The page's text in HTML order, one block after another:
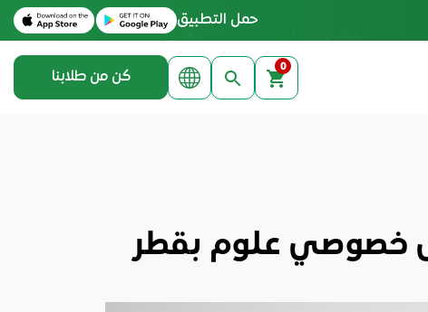
Download on the Apple App Store
Get it on Google Play
حمل التطبيق
0
كن من طلابنا
خصوصي علوم بقطر